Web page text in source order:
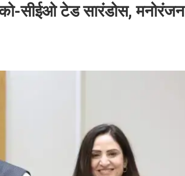
सीईओ टेड सारंडोस, मनोरंजन